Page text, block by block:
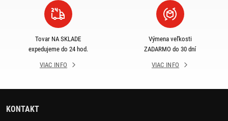
Tovar NA SKLADE
expedujeme do 24 hod.
VIAC INFO
Výmena veľkosti
ZADARMO do 30 dní
VIAC INFO
KONTAKT